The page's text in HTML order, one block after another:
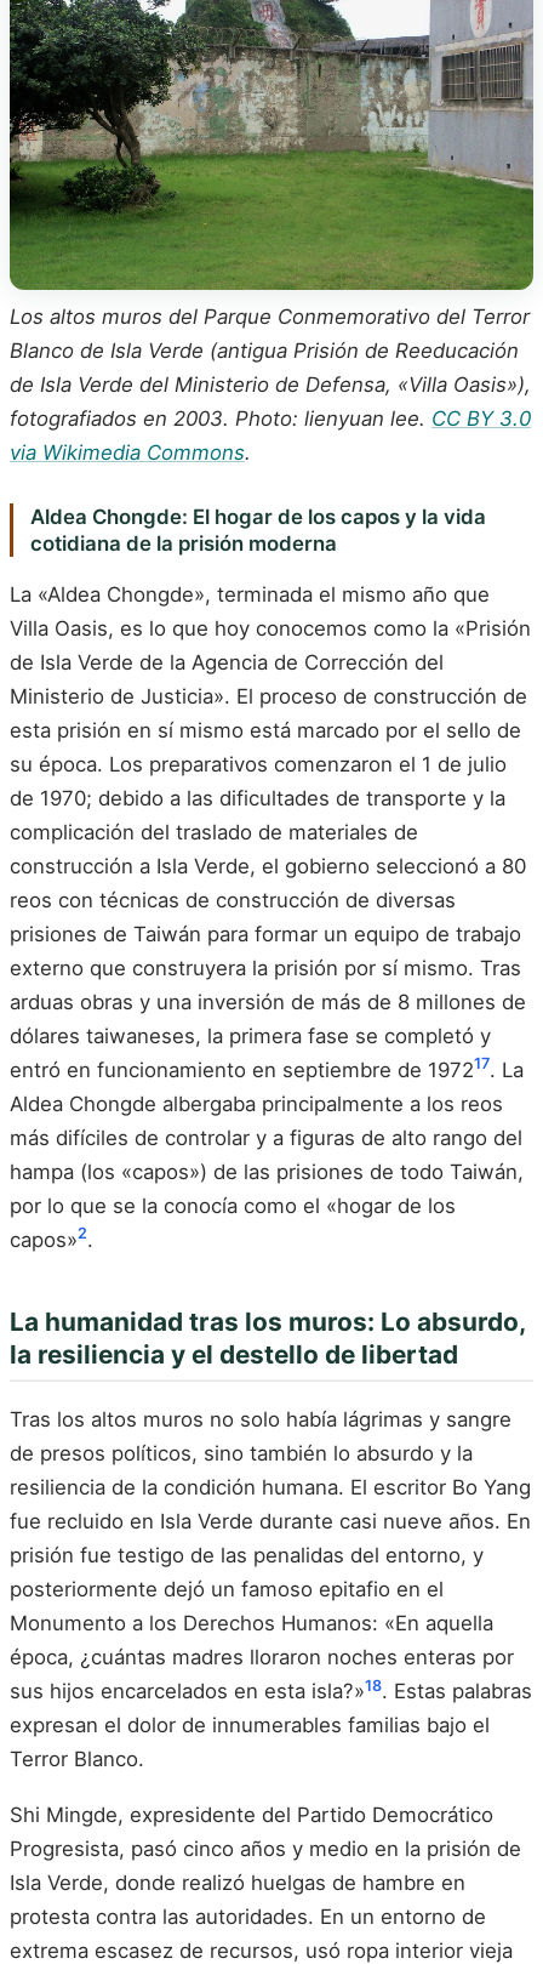
Los altos muros del Parque Conmemorativo del Terror
Blanco de Isla Verde (antigua Prisión de Reeducación
de Isla Verde del Ministerio de Defensa, «Villa Oasis»),
fotografiados en 2003. Photo: lienyuan lee. CC BY 3.0
via Wikimedia Commons.
Aldea Chongde: El hogar de los capos y la vida
cotidiana de la prisión moderna
La «Aldea Chongde», terminada el mismo año que
Villa Oasis, es lo que hoy conocemos como la «Prisión
de Isla Verde de la Agencia de Corrección del
Ministerio de Justicia». El proceso de construcción de
esta prisión en sí mismo está marcado por el sello de
su época. Los preparativos comenzaron el 1 de julio
de 1970; debido a las dificultades de transporte y la
complicación del traslado de materiales de
construcción a Isla Verde, el gobierno seleccionó a 80
reos con técnicas de construcción de diversas
prisiones de Taiwán para formar un equipo de trabajo
externo que construyera la prisión por sí mismo. Tras
arduas obras y una inversión de más de 8 millones de
dólares taiwaneses, la primera fase se completó y
entró en funcionamiento en septiembre de 197217. La
Aldea Chongde albergaba principalmente a los reos
más difíciles de controlar y a figuras de alto rango del
hampa (los «capos») de las prisiones de todo Taiwán,
por lo que se la conocía como el «hogar de los
capos»2.
La humanidad tras los muros: Lo absurdo,
la resiliencia y el destello de libertad
Tras los altos muros no solo había lágrimas y sangre
de presos políticos, sino también lo absurdo y la
resiliencia de la condición humana. El escritor Bo Yang
fue recluido en Isla Verde durante casi nueve años. En
prisión fue testigo de las penalidas del entorno, y
posteriormente dejó un famoso epitafio en el
Monumento a los Derechos Humanos: «En aquella
época, ¿cuántas madres lloraron noches enteras por
sus hijos encarcelados en esta isla?»18. Estas palabras
expresan el dolor de innumerables familias bajo el
Terror Blanco.
Shi Mingde, expresidente del Partido Democrático
Progresista, pasó cinco años y medio en la prisión de
Isla Verde, donde realizó huelgas de hambre en
protesta contra las autoridades. En un entorno de
extrema escasez de recursos, usó ropa interior vieja